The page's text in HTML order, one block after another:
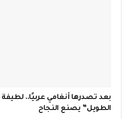
بعد تصدرها أنغامي عربيًا..
الطويل” يصنع النجاح